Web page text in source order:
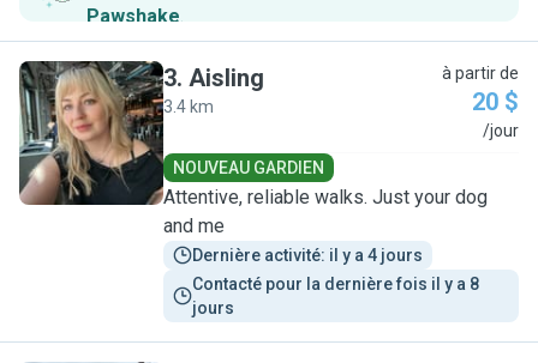
Pawshake.
A
3. Aisling
3.4 km
à partir de
20 $
/jour
NOUVEAU GARDIEN
Attentive, reliable walks. Just your dog
and me
Dernière activité: il y a 4 jours
Contacté pour la dernière fois il y a 8
jours